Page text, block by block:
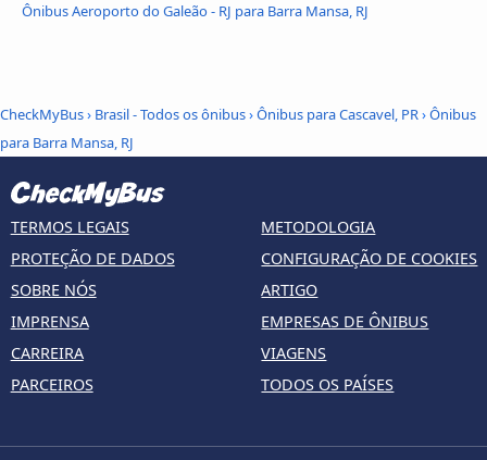
Ônibus Aeroporto do Galeão - RJ para Barra Mansa, RJ
CheckMyBus› Brasil - Todos os ônibus›Ônibus para Cascavel, PR›Ônibus
para Barra Mansa, RJ
TERMOS LEGAIS
PROTEÇÃO DE DADOS
SOBRE NÓS
IMPRENSA
CARREIRA
PARCEIROS
METODOLOGIA
CONFIGURAÇÃO DE COOKIES
ARTIGO
EMPRESAS DE ÔNIBUS
VIAGENS
TODOS OS PAÍSES